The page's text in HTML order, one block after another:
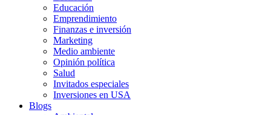
Educación
Emprendimiento
Finanzas e inversión
Marketing
Medio ambiente
Opinión política
Salud
Invitados especiales
Inversiones en USA
Blogs